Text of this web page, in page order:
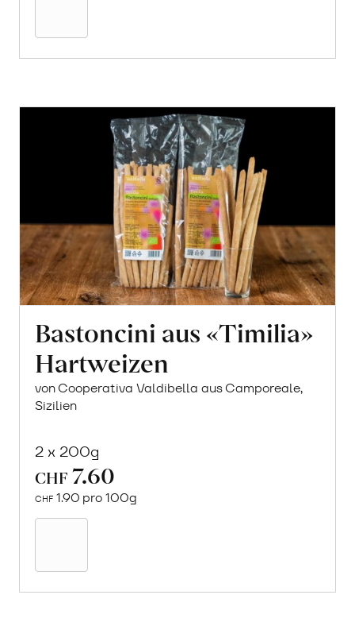
Hartweizen
Bastoncini aus «Timilia»
Hartweizen
von Cooperativa Valdibella aus Camporeale,
Sizilien
2 x 200g
CHF 7.60
CHF 1.90 pro 100g